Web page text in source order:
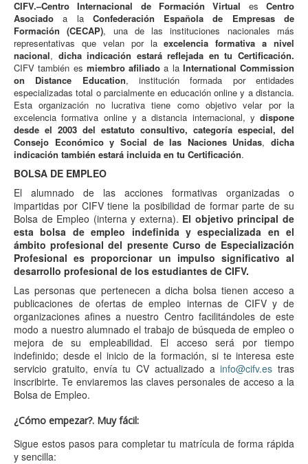
CIFV.–Centro Internacional de Formación Virtual esCentro
Asociado a la Confederación Española de Empresas de
Formación (CECAP), una de las instituciones nacionales más
representativas que velan por laexcelencia formativa a nivel
nacional, dicha indicación estará reflejada en tu Certificación.
CIFV también es miembro afiliadoa la International Commission
on Distance Education, institución formada por entidades
especializadas total o parcialmente en educación online y a distancia.
Esta organización no lucrativa tiene como objetivo velar por la
excelencia formativa online y a distancia internacional, y dispone
desde el 2003 del estatuto consultivo, categoría especial, del
Consejo Económico y Social de las Naciones Unidas, dicha
indicación también estará incluida en tu Certificación.
BOLSA DE EMPLEO
El alumnado de las acciones formativas organizadas o
impartidas por CIFV tiene la posibilidad de formar parte de su
Bolsa de Empleo (interna y externa). El objetivo principal de
esta bolsa de empleo indefinida y especializada en el
ámbito profesional del presente Curso de Especialización
Profesional es proporcionar un impulso significativo al
desarrollo profesional de los estudiantes de CIFV.
Las personas que pertenecen a dicha bolsa tienen acceso a
publicaciones de ofertas de empleo internas de CIFV y de
organizaciones afines a nuestro Centro facilitándoles de este
modo a nuestro alumnado el trabajo de búsqueda de empleo o
mejora de su empleabilidad. El acceso será por tiempo
indefinido; desde el inicio de la formación, si te interesa este
servicio gratuito, envía tu CV actualizado ainfo@cifv.es tras
inscribirte. Te enviaremos las claves personales de acceso a la
Bolsa de Empleo.
¿Cómo empezar?. Muy fácil:
Sigue estos pasos para completar tu matrícula de forma rápida
y sencilla: